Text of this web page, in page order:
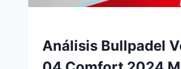
Análisis Bullpadel